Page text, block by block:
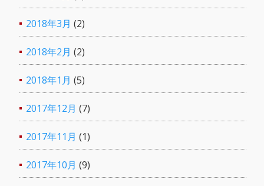
2018年3月 (2)
2018年2月 (2)
2018年1月 (5)
2017年12月 (7)
2017年11月 (1)
2017年10月 (9)